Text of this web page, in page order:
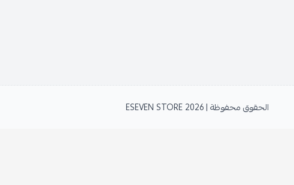
الحقوق محفوظة | 2026 ESEVEN STORE